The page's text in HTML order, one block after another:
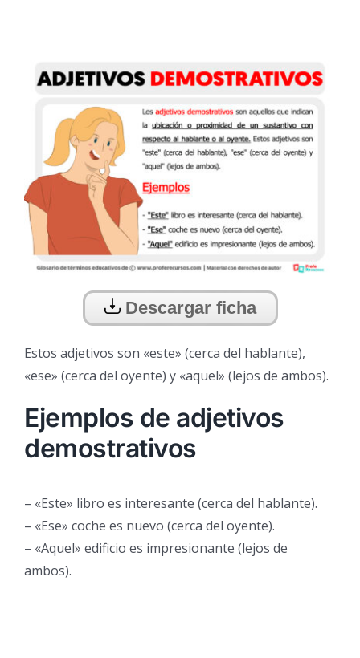
Descargar ficha
Estos adjetivos son «este» (cerca del hablante),
«ese» (cerca del oyente) y «aquel» (lejos de ambos).
Ejemplos de adjetivos
demostrativos
– «Este» libro es interesante (cerca del hablante).
– «Ese» coche es nuevo (cerca del oyente).
– «Aquel» edificio es impresionante (lejos de
ambos).